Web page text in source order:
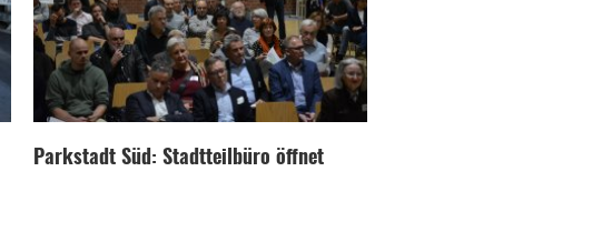
Parkstadt Süd: Stadtteilbüro öffnet